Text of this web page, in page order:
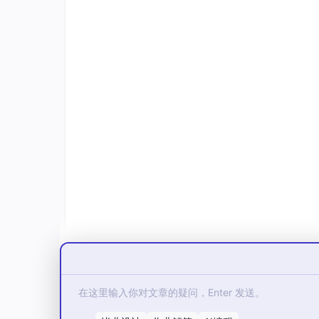
3. 清理代码
删除 src/app/page.tsx 里的默认内容，改成